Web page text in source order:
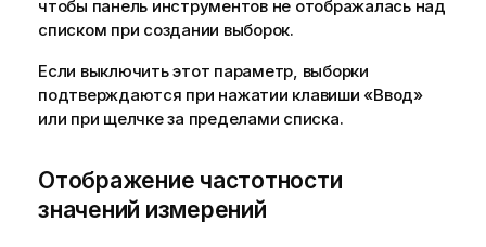
чтобы панель инструментов не отображалась над
списком при создании выборок.
Если выключить этот параметр, выборки
подтверждаются при нажатии клавиши «Ввод»
или при щелчке за пределами списка.
Отображение частотности
значений измерений